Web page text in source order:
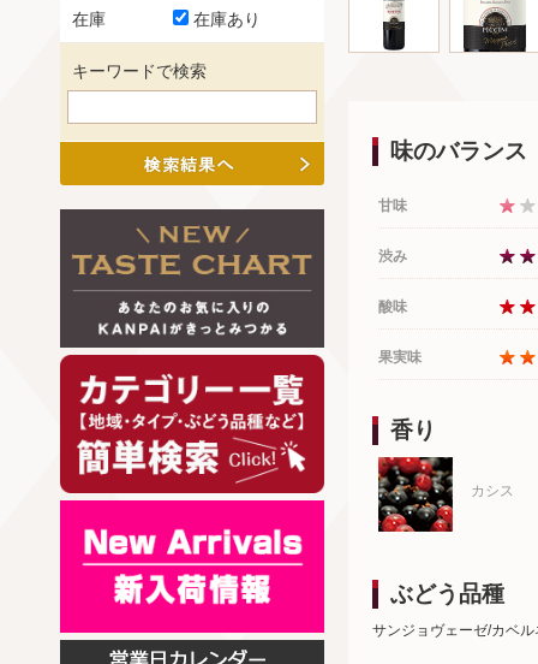
味のバランス
甘味
渋み
酸味
果実味
香り
カシス
ぶどう品種
サンジョヴェーゼ/カベ
在庫 在庫あり
キーワードで検索